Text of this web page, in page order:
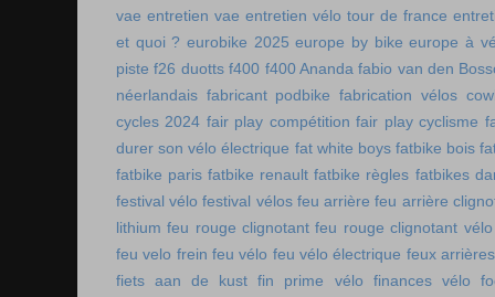
vae entretien vae entretien vélo tour de france
et quoi ? eurobike 2025 europe by bike europe à
piste f26 duotts f400 f400 Ananda fabio van den
néerlandais fabricant podbike fabrication vélos
cycles 2024 fair play compétition fair play cyclisme
durer son vélo électrique fat white boys fatbike bois
fatbike paris fatbike renault fatbike règles fatbikes
festival vélo festival vélos feu arrière feu arrière
lithium feu rouge clignotant feu rouge clignotant vélo
feu velo frein feu vélo feu vélo électrique feux
fiets aan de kust fin prime vélo finances vélo